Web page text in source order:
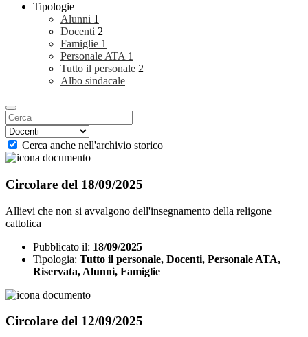
Tipologie
Alunni 1
Docenti 2
Famiglie 1
Personale ATA 1
Tutto il personale 2
Albo sindacale
Cerca anche nell'archivio storico
Circolare del 18/09/2025
Allievi che non si avvalgono dell'insegnamento della religone
cattolica
Pubblicato il: 18/09/2025
Tipologia: Tutto il personale, Docenti, Personale ATA,
Riservata, Alunni, Famiglie
Circolare del 12/09/2025